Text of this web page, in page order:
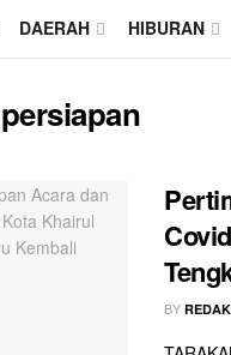
DAERAH HIBURAN
BY